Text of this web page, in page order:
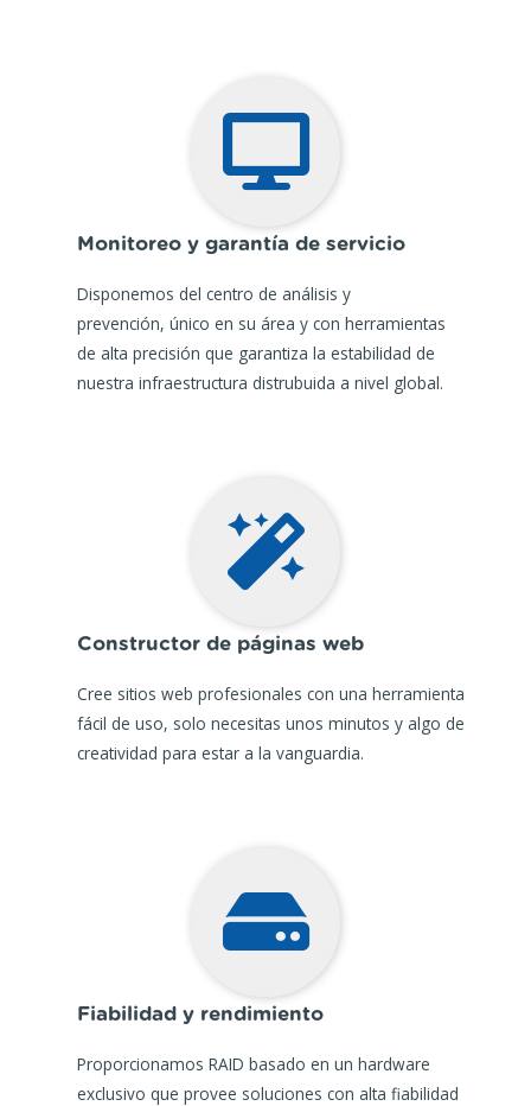
Monitoreo y garantía de servicio
Disponemos del centro de análisis y
prevención, único en su área y con herramientas
de alta precisión que garantiza la estabilidad de
nuestra infraestructura distrubuida a nivel global.
Constructor de páginas web
Cree sitios web profesionales con una herramienta
fácil de uso, solo necesitas unos minutos y algo de
creatividad para estar a la vanguardia.
Fiabilidad y rendimiento
Proporcionamos RAID basado en un hardware
exclusivo que provee soluciones con alta fiabilidad